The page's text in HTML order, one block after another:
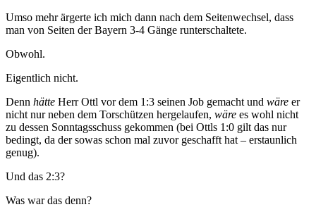
Umso mehr ärgerte ich mich dann nach dem Seitenwechsel, dass
man von Seiten der Bayern 3-4 Gänge runterschaltete.
Obwohl.
Eigentlich nicht.
Denn hätte Herr Ottl vor dem 1:3 seinen Job gemacht und wäre er
nicht nur neben dem Torschützen hergelaufen, wäre es wohl nicht
zu dessen Sonntagsschuss gekommen (bei Ottls 1:0 gilt das nur
bedingt, da der sowas schon mal zuvor geschafft hat – erstaunlich
genug).
Und das 2:3?
Was war das denn?